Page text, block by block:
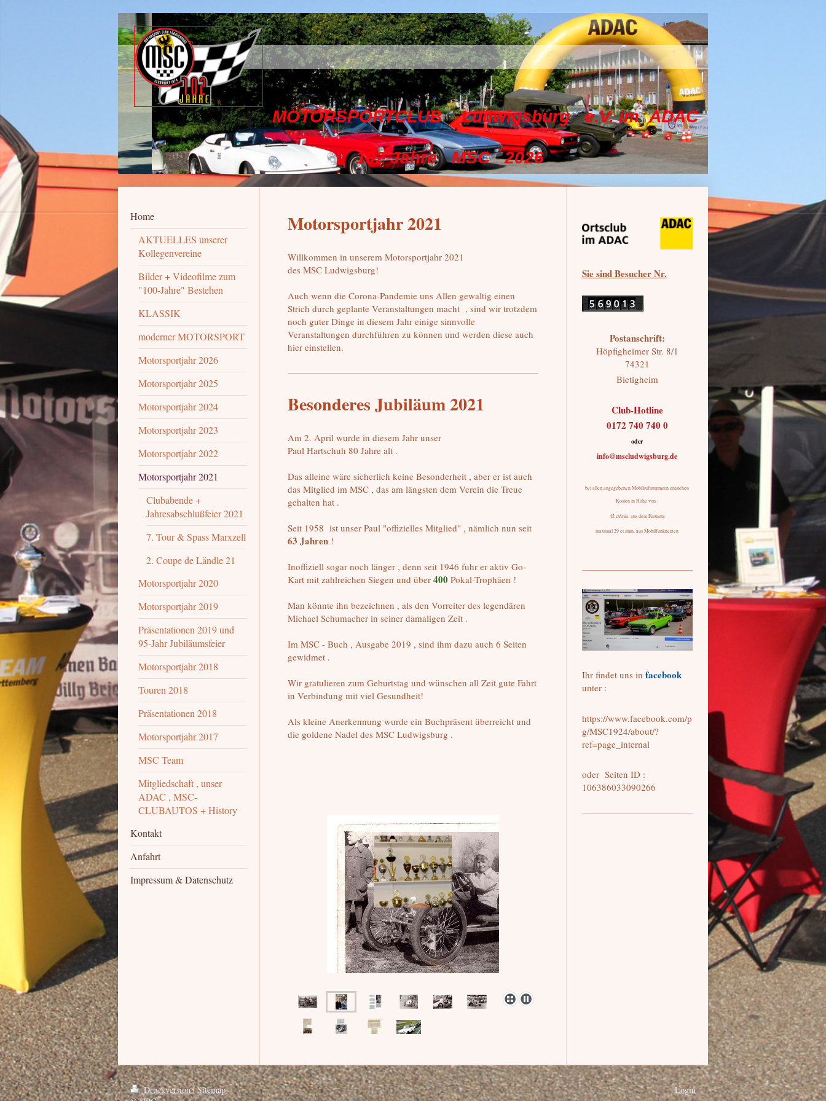
MOTORSPORTCLUB Ludwigsburg e.V. im ADAC
102 Jahre MSC 2026
Home
AKTUELLES unserer
Kollegenvereine
Bilder + Videofilme zum
"100-Jahre" Bestehen
KLASSIK
moderner MOTORSPORT
Motorsportjahr 2026
Motorsportjahr 2025
Motorsportjahr 2024
Motorsportjahr 2023
Motorsportjahr 2022
Motorsportjahr 2021
Clubabende +
Jahresabschlußfeier 2021
7. Tour & Spass Marxzell
2. Coupe de Ländle 21
Motorsportjahr 2020
Motorsportjahr 2019
Präsentationen 2019 und
95-Jahr Jubiläumsfeier
Motorsportjahr 2018
Touren 2018
Präsentationen 2018
Motorsportjahr 2017
MSC Team
Mitgliedschaft , unser
ADAC , MSC-
CLUBAUTOS + History
Kontakt
Anfahrt
Impressum & Datenschutz
Motorsportjahr 2021
Willkommen in unserem Motorsportjahr 2021
des MSC Ludwigsburg!
Auch wenn die Corona-Pandemie uns Allen gewaltig einen
Strich durch geplante Veranstaltungen macht , sind wir trotzdem
noch guter Dinge in diesem Jahr einige sinnvolle
Veranstaltungen durchführen zu können und werden diese auch
hier einstellen.
Besonderes Jubiläum 2021
Am 2. April wurde in diesem Jahr unser
Paul Hartschuh 80 Jahre alt .
Das alleine wäre sicherlich keine Besonderheit , aber er ist auch
das Mitglied im MSC , das am längsten dem Verein die Treue
gehalten hat .
Seit 1958 ist unser Paul "offizielles Mitglied" , nämlich nun seit
63 Jahren !
Inoffiziell sogar noch länger , denn seit 1946 fuhr er aktiv Go-
Kart mit zahlreichen Siegen und über400 Pokal-Trophäen !
Man könnte ihn bezeichnen , als den Vorreiter des legendären
Michael Schumacher in seiner damaligen Zeit .
Im MSC - Buch , Ausgabe 2019 , sind ihm dazu auch 6 Seiten
gewidmet .
Wir gratulieren zum Geburtstag und wünschen all Zeit gute Fahrt
in Verbindung mit viel Gesundheit!
Als kleine Anerkennung wurde ein Buchpräsent überreicht und
die goldene Nadel des MSC Ludwigsburg .
Sie sind Besucher Nr.
Postanschrift:
Höpfigheimer Str. 8/1
74321
Bietigheim
Club-Hotline
0172 740 740 0
oder
info@mscludwigsburg.de
bei allen angegebenen Mobilrufnummern entstehen
Kosten in Höhe von :
42 ct/min. aus dem Festnetz
maximal 29 ct./min. aus Mobilfunknetzen
Ihr findet uns in facebook
unter :
https://www.facebook.com/p
g/MSC1924/about/?
ref=page_internal
oder Seiten ID :
106386033090266
Druckversion| Sitemap
Login